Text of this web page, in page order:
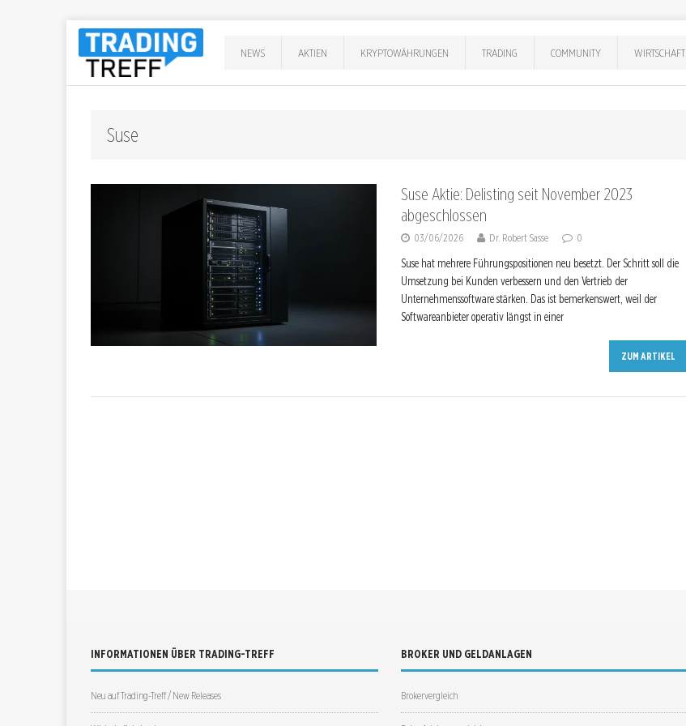
NEWS AKTIEN KRYPTOWÄHRUNGEN TRADING COMMUNITY WIRTSCHAFT
Suse
Suse Aktie: Delisting seit November 2023
abgeschlossen
03/06/2026 Dr. Robert Sasse 0
Suse hat mehrere Führungspositionen neu besetzt. Der Schritt soll die
Umsetzung bei Kunden verbessern und den Vertrieb der
Unternehmenssoftware stärken. Das ist bemerkenswert, weil der
Softwareanbieter operativ längst in einer
ZUM ARTIKEL
INFORMATIONEN ÜBER TRADING-TREFF
Neu auf Trading-Treff / New Releases
BROKER UND GELDANLAGEN
Brokervergleich